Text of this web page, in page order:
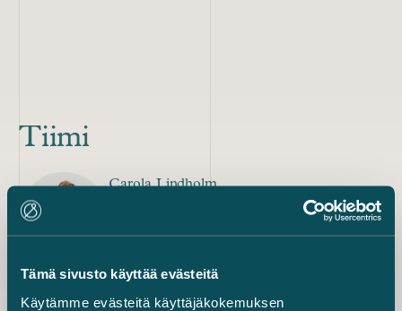
Tämä sivusto käyttää evästeitä
Käytämme evästeitä käyttäjäkokemuksen
Tiimi
Carola Lindholm